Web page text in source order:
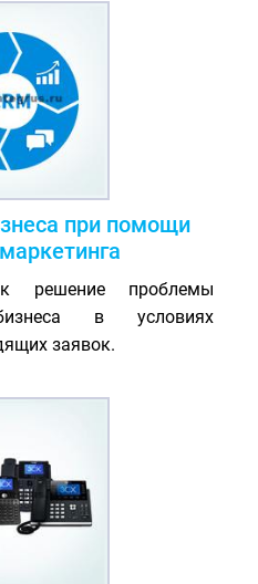
при помощи
решение проблемы
в условиях
заявок.